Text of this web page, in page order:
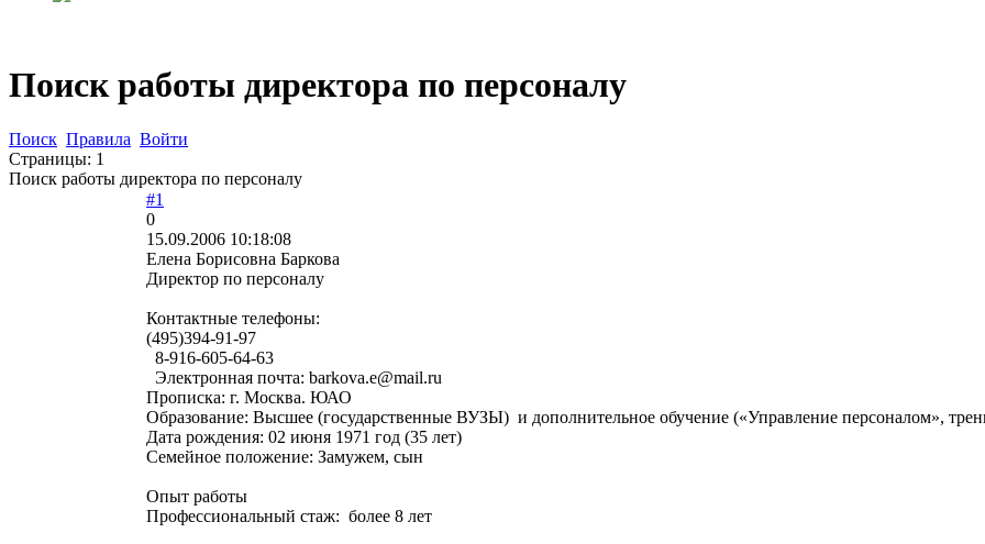
Поиск работы директора по персоналу
Поиск Правила Войти
Страницы: 1
Поиск работы директора по персоналу
#1
0
15.09.2006 10:18:08
Елена Борисовна Баркова
Директор по персоналу
Контактные телефоны:
(495)394-91-97
8-916-605-64-63
Электронная почта: barkova.e@mail.ru
Прописка: г. Москва. ЮАО
Образование: Высшее (государственные ВУЗЫ) и дополнительное обучение («Управление персоналом»,
Дата рождения: 02 июня 1971 год (35 лет)
Семейное положение: Замужем, сын
Опыт работы
Профессиональный стаж: более 8 лет